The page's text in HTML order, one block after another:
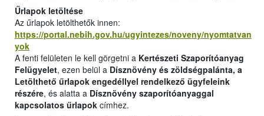
Űrlapok letöltése
Az űrlapok letölthetők innen:
https://portal.nebih.gov.hu/ugyintezes/noveny/nyomtatvan
yok
A fenti felületen le kell görgetni a Kertészeti Szaporítóanyag
Felügyelet, ezen belül a Dísznövény és zöldségpalánta, a
Letölthető űrlapok engedéllyel rendelkező ügyfeleink
részére, és alatta a Dísznövény szaporítóanyaggal
kapcsolatos űrlapok címhez.